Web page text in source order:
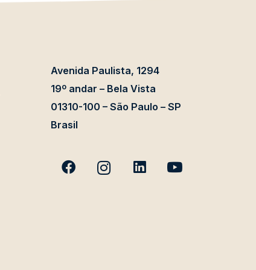
Avenida Paulista, 1294
19º andar – Bela Vista
01310-100 – São Paulo – SP
Brasil